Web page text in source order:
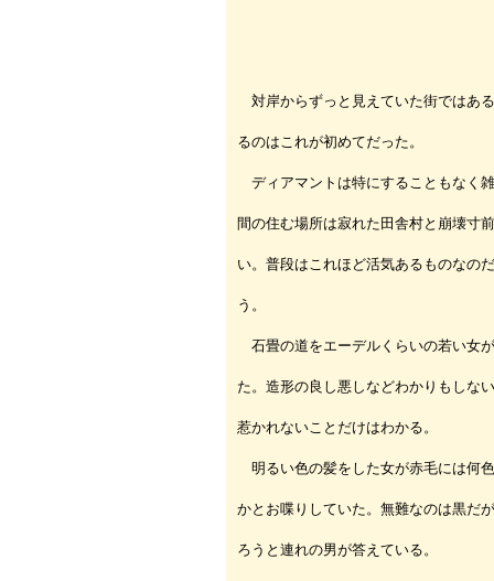
対岸からずっと見えていた街ではあ
るのはこれが初めてだった。
ディアマントは特にすることもなく
間の住む場所は寂れた田舎村と崩壊寸
い。普段はこれほど活気あるものなの
う。
石畳の道をエーデルくらいの若い女
た。造形の良し悪しなどわかりもしな
惹かれないことだけはわかる。
明るい色の髪をした女が赤毛には何
かとお喋りしていた。無難なのは黒だ
ろうと連れの男が答えている。